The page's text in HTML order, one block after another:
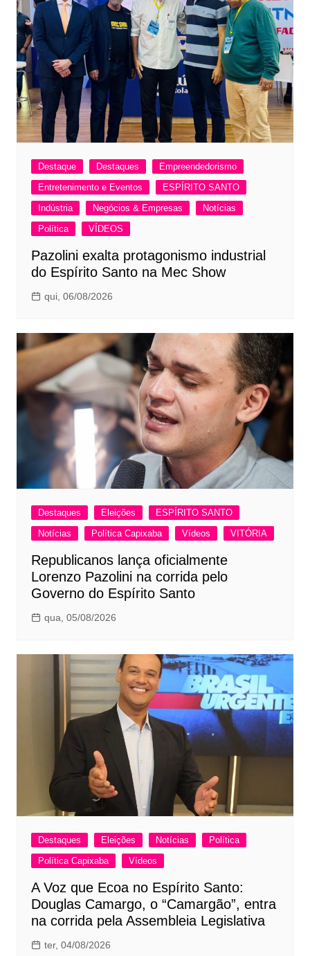
Destaque Destaques
Empreendedorismo
Entretenimento e Eventos
ESPÍRITO SANTO
Indústria
Negócios & Empresas
Notícias
Política
VÍDEOS
Pazolini exalta protagonismo industrial
do Espírito Santo na Mec Show
qui, 06/08/2026
Destaques Eleições
ESPÍRITO SANTO
Notícias
Política Capixaba Vídeos VITÓRIA
Republicanos lança oficialmente
Lorenzo Pazolini na corrida pelo
Governo do Espírito Santo
qua, 05/08/2026
Destaques Eleições Notícias
Política
Política Capixaba
Vídeos
A Voz que Ecoa no Espírito Santo:
Douglas Camargo, o “Camargão”, entra
na corrida pela Assembleia Legislativa
ter, 04/08/2026